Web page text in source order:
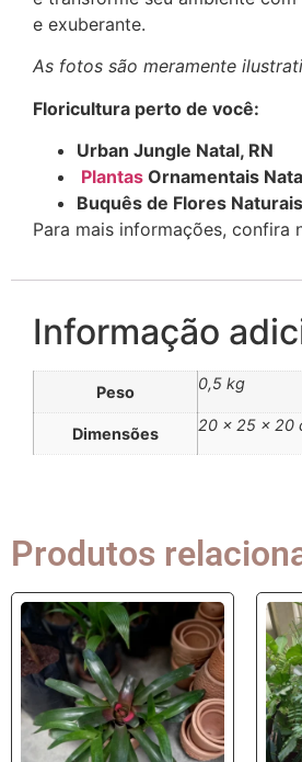
e exuberante.
As fotos são meramente
Floricultura perto de você:
Urban Jungle Natal, RN
Plantas Ornamentais
Buquês de Flores
Para mais informações, confira
Informação
Peso 0,5 kg
Dimensões 20 × 25 × 20
Produtos